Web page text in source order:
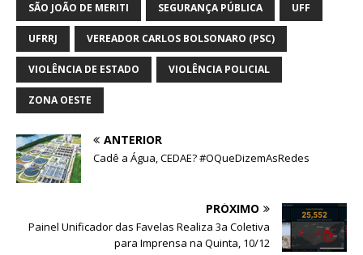
SÃO JOÃO DE MERITI SEGURANÇA PÚBLICA UFF
UFRRJ VEREADOR CARLOS BOLSONARO (PSC)
VIOLÊNCIA DE ESTADO VIOLÊNCIA POLICIAL
ZONA OESTE
ANTERIOR
Cadê a Água, CEDAE? #OQueDizemAsRedes
PRÓXIMO
Painel Unificador das Favelas Realiza 3a Coletiva
para Imprensa na Quinta, 10/12